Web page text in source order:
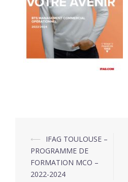
Navigation
d’article
⟵
IFAG TOULOUSE –
PROGRAMME DE
FORMATION MCO –
2022-2024